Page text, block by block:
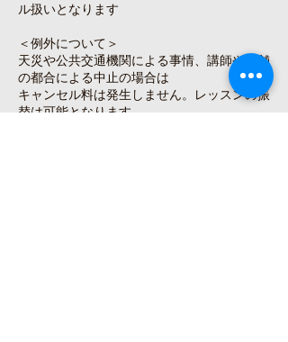
ル扱いとなります
＜例外について＞
天災や公共交通機関による事情、講師や店舗
の都合による中止の場合は
キャンセル料は発生しません。レッスンの振
替は可能となります。